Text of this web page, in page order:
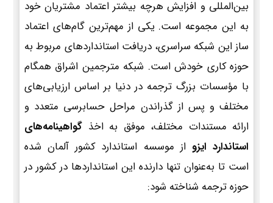
بین‌المللی و افزایش هرچه بیشتر اعتماد مشتریان خود
به این مجموعه است. یکی از مهم‌ترین گام‌های اعتماد
ساز این شبکه سراسری، دریافت استانداردهای مربوط به
حوزه کاری خودش است. شبکه مترجمین اشراق همگام
با مؤسسات بزرگ ترجمه در دنیا بر اساس ارزیابی‌های
مختلف و پس از گذراندن مراحل حسابرسی متعدد و
ارائه مستندات مختلف، موفق به اخذ گواهینامه‌های
استاندارد ایزو از موسسه استاندارد کشور آلمان شده
است تا به‌عنوان تنها دارنده این استانداردها در کشور در
حوزه ترجمه شناخته شود: